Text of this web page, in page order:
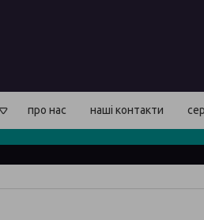
про нас наші контакти